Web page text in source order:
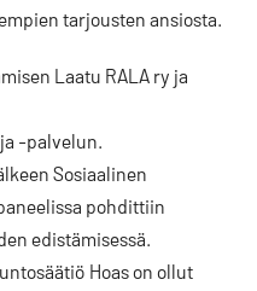
tarjousten ansiosta.
Laatu RALA ry ja
-palvelun.
Sosiaalinen
pohdittiin
edistämisessä.
Hoas on ollut